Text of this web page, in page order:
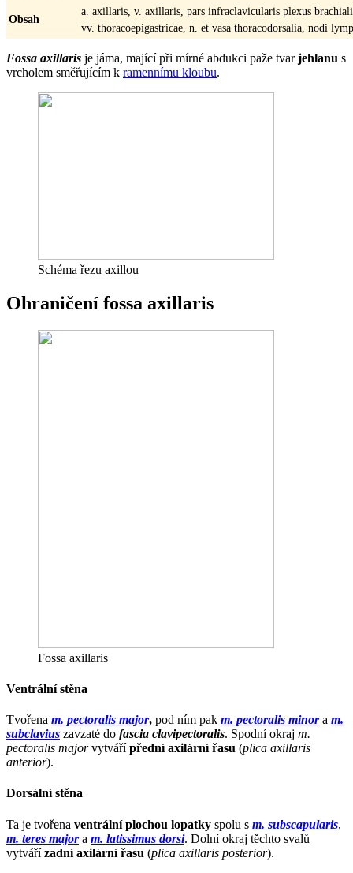
Obsah
a. axillaris, v. axillaris, pars infraclavicularis plexus
vv. thoracoepigastricae, n. et vasa thoracodorsalia, nodi
Fossa axillaris je jáma, mající při mírné abdukci paže tvarjehlanu s
vrcholem směřujícím k ramennímu kloubu.
Schéma řezu axillou
Ohraničení fossa axillaris
Fossa axillaris
Ventrální stěna
Tvořena m. pectoralis major, pod ním pak m. pectoralis minora m.
subclavius zavzaté do fascia clavipectoralis. Spodní okraj m.
pectoralis majorvytvářípřední axilární řasu (plica axillaris
anterior).
Dorsální stěna
Ta je tvořena ventrální plochou lopatky spolu s m. subscapularis,
m. teres majora m. latissimus dorsi. Dolní okraj těchto svalů
vytvářízadní axilární řasu (plica axillaris posterior).